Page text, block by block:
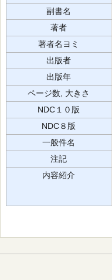
副書名
著者
著者名ヨミ
出版者
出版年
ページ数, 大きさ
NDC１０版
NDC８版
一般件名
注記
内容紹介